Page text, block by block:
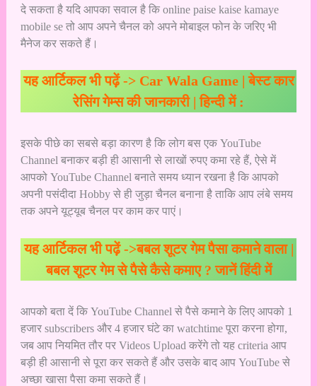
दे सकता है यदि आपका सवाल है कि online paise kaise kamaye
mobile se तो आप अपने चैनल को अपने मोबाइल फोन के जरिए भी
मैनेज कर सकते हैं।
यह आर्टिकल भी पढ़ें -> Car Wala Game | बेस्ट कार
रेसिंग गेम्स की जानकारी | हिन्दी में :
इसके पीछे का सबसे बड़ा कारण है कि लोग बस एक YouTube
Channel बनाकर बड़ी ही आसानी से लाखों रुपए कमा रहे हैं, ऐसे में
आपको YouTube Channel बनाते समय ध्यान रखना है कि आपको
अपनी पसंदीदा Hobby से ही जुड़ा चैनल बनाना है ताकि आप लंबे समय
तक अपने यूट्यूब चैनल पर काम कर पाएं।
यह आर्टिकल भी पढ़ें ->बबल शूटर गेम पैसा कमाने वाला |
बबल शूटर गेम से पैसे कैसे कमाए ? जानें हिंदी में
आपको बता दें कि YouTube Channel से पैसे कमाने के लिए आपको 1
हजार subscribers और 4 हजार घंटे का watchtime पूरा करना होगा,
जब आप नियमित तौर पर Videos Upload करेंगे तो यह criteria आप
बड़ी ही आसानी से पूरा कर सकते हैं और उसके बाद आप YouTube से
अच्छा खासा पैसा कमा सकते हैं।